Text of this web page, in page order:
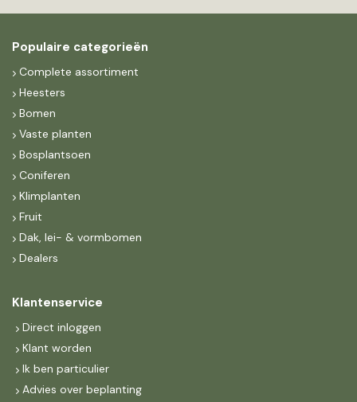
Populaire categorieën
Complete assortiment
Heesters
Bomen
Vaste planten
Bosplantsoen
Coniferen
Klimplanten
Fruit
Dak, lei- & vormbomen
Dealers
Klantenservice
Direct inloggen
Klant worden
Ik ben particulier
Advies over beplanting